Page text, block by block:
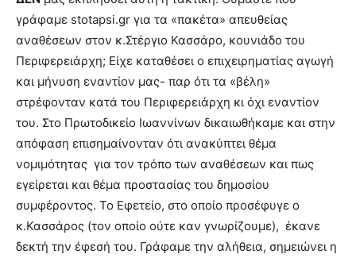
γράφαμε stotapsi.gr για τα «πακέτα» απευθείας
αναθέσεων στον κ.Στέργιο Κασσάρο, κουνιάδο του
Περιφερειάρχη; Είχε καταθέσει ο επιχειρηματίας αγωγή
και μήνυση εναντίον μας- παρ ότι τα «βέλη»
στρέφονταν κατά του Περιφερειάρχη κι όχι εναντίον
του. Στο Πρωτοδικείο Ιωαννίνων δικαιωθήκαμε και στην
απόφαση επισημαίνονταν ότι ανακύπτει θέμα
νομιμότητας για τον τρόπο των αναθέσεων και πως
εγείρεται και θέμα προστασίας του δημοσίου
συμφέροντος. Το Εφετείο, στο οποίο προσέφυγε ο
κ.Κασσάρος (τον οποίο ούτε καν γνωρίζουμε), έκανε
δεκτή την έφεσή του. Γράφαμε την αλήθεια, σημειώνει η